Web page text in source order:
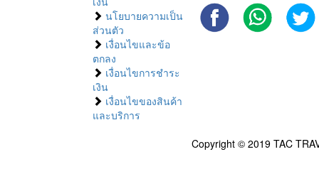
นโยบายความเป็น
ส่วนตัว
เงื่อนไขและข้อ
ตกลง
เงื่อนไขการชำระ
เงิน
เงื่อนไขของสินค้า
และบริการ
Copyright © 2019 TAC